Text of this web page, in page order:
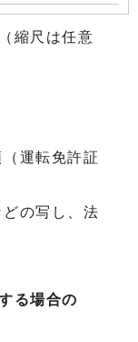
（縮尺は任意
運転免許証
の写し、法
る場合の